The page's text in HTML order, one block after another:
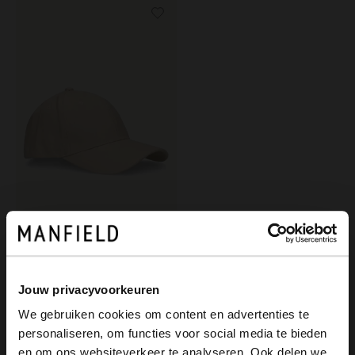
Jouw privacyvoorkeuren
We gebruiken cookies om content en advertenties te
personaliseren, om functies voor social media te bieden
Manfield
Offwhite Kappe